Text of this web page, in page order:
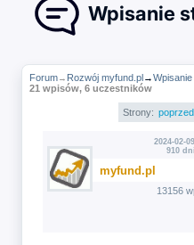
Wpisanie
Forum→ Rozwój myfund.pl→
21 wpisów, 6 uczestników
Strony:
2024-02-
910
myfund.pl
13156